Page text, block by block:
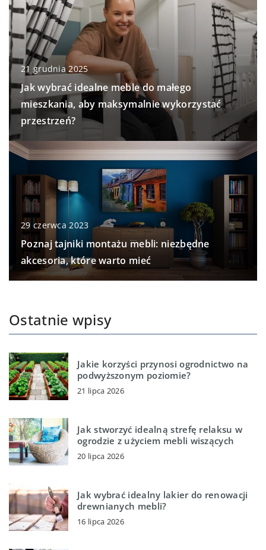
21 grudnia 2025
Jak wybrać idealne meble do małego
mieszkania, aby maksymalnie wykorzystać
przestrzeń?
29 czerwca 2023
Poznaj tajniki montażu mebli: niezbędne
akcesoria, które warto mieć
Ostatnie wpisy
Jakie korzyści przynosi ogrodnictwo na
podwyższonym poziomie?
21 lipca 2026
Jak stworzyć idealną strefę relaksu w
ogrodzie z użyciem mebli wiszących
20 lipca 2026
Jak wybrać idealny lakier do renowacji
drewnianych mebli?
16 lipca 2026